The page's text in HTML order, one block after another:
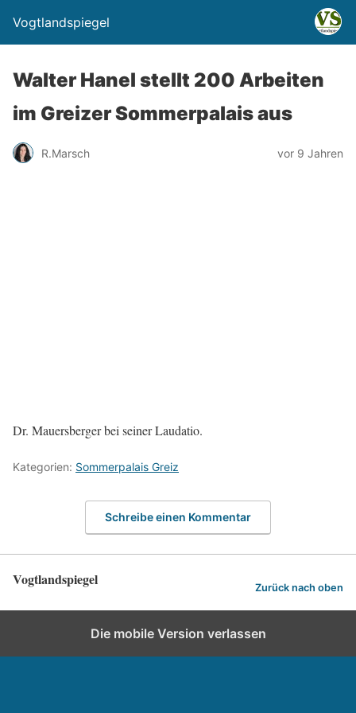
Vogtlandspiegel
Walter Hanel stellt 200 Arbeiten
im Greizer Sommerpalais aus
R.Marsch vor 9 Jahren
Dr. Mauersberger bei seiner Laudatio.
Kategorien: Sommerpalais Greiz
Schreibe einen Kommentar
Vogtlandspiegel Zurück nach oben
Die mobile Version verlassen